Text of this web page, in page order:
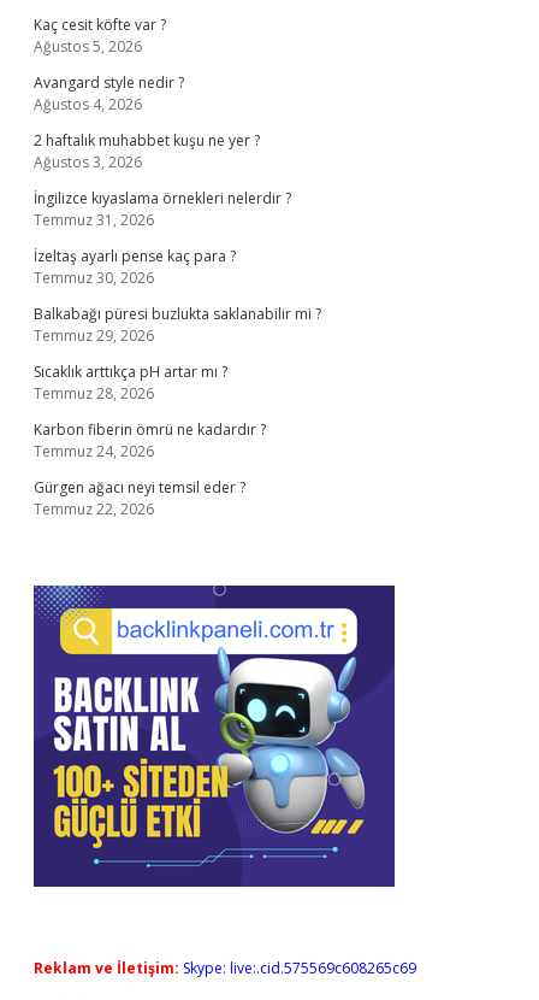
Kaç cesit köfte var ?
Ağustos 5, 2026
Avangard style nedir ?
Ağustos 4, 2026
2 haftalık muhabbet kuşu ne yer ?
Ağustos 3, 2026
İngilizce kıyaslama örnekleri nelerdir ?
Temmuz 31, 2026
İzeltaş ayarlı pense kaç para ?
Temmuz 30, 2026
Balkabağı püresi buzlukta saklanabilir mi ?
Temmuz 29, 2026
Sıcaklık arttıkça pH artar mı ?
Temmuz 28, 2026
Karbon fiberin ömrü ne kadardır ?
Temmuz 24, 2026
Gürgen ağacı neyi temsil eder ?
Temmuz 22, 2026
Reklam ve İletişim: Skype: live:.cid.575569c608265c69